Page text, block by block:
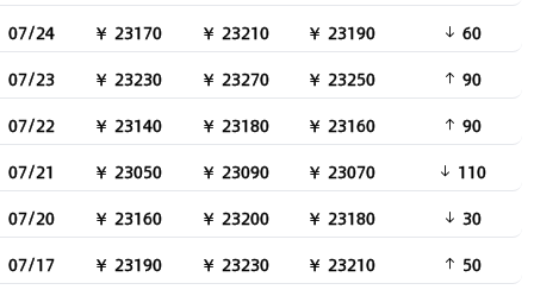
07/24
￥ 23170 ￥ 23210 ￥ 23190
60
07/23
￥ 23230 ￥ 23270 ￥ 23250
90
07/22
￥ 23140 ￥ 23180 ￥ 23160
90
07/21
￥ 23050 ￥ 23090 ￥ 23070
110
07/20
￥ 23160 ￥ 23200 ￥ 23180
30
07/17
￥ 23190 ￥ 23230 ￥ 23210
50